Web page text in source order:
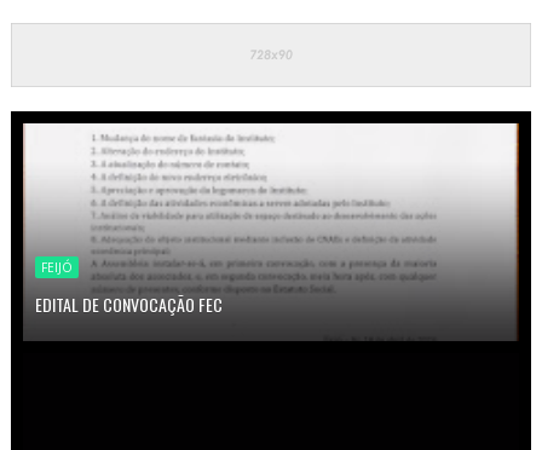
FEIJÓ
EDITAL DE CONVOCAÇÃO FEC